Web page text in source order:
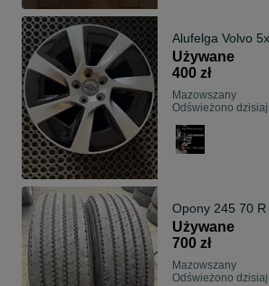
Alufelga Volvo
Używane
400 zł
Mazowszany
Odświeżono
Opony 245 70 R
Używane
700 zł
Mazowszany
Odświeżono